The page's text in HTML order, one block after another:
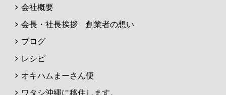
会社概要
会長・社長挨拶 創業者の想い
ブログ
レシピ
オキハムまーさん便
ワタシ沖縄に移住します。